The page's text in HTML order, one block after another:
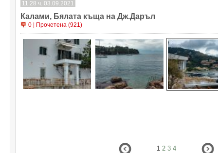
11:28 ч. 03.09.2021
Калами, Бялата къща на Дж.Даръл
0 | Прочетена (921)
1 2 3 4